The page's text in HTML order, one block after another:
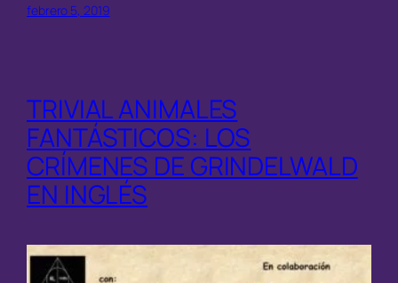
febrero 5, 2019
TRIVIAL ANIMALES
FANTÁSTICOS: LOS
CRÍMENES DE GRINDELWALD
EN INGLÉS